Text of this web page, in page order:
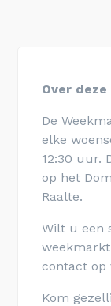
Over
De
elke
12:30 uur.
op het
Raalte.
Wilt u een
contact op
Kom